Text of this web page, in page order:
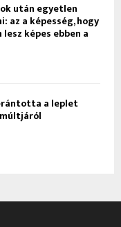
után egyetlen
az a képesség, hogy
képes ebben a
a leplet